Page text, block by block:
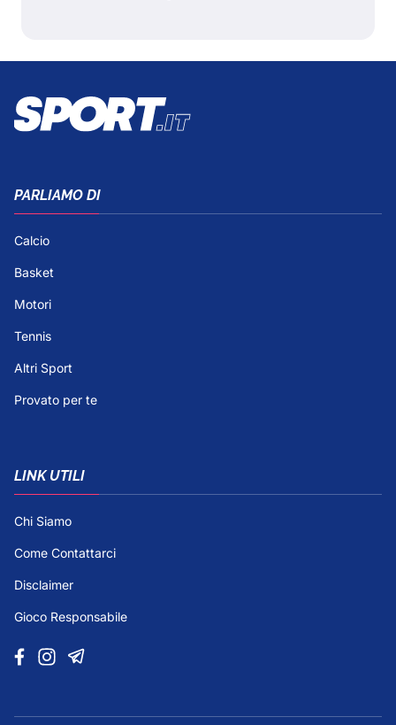
PARLIAMO DI
Calcio
Basket
Motori
Tennis
Altri Sport
Provato per te
LINK UTILI
Chi Siamo
Come Contattarci
Disclaimer
Gioco Responsabile